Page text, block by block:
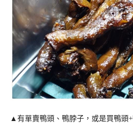
▲有單賣鴨頭、鴨脖子，或是買鴨頭